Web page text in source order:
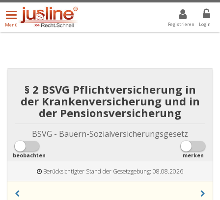
Registrieren Login
Menü
öffnen/schließen
Menü
ALLE DROPDOWN: GEWÄHLTER WERT IST ALLE
§ 2 BSVG Pflichtversicherung in
der Krankenversicherung und in
der Pensionsversicherung
BSVG - Bauern-Sozialversicherungsgesetz
beobachten merken
Berücksichtigter Stand der Gesetzgebung: 08.08.2026